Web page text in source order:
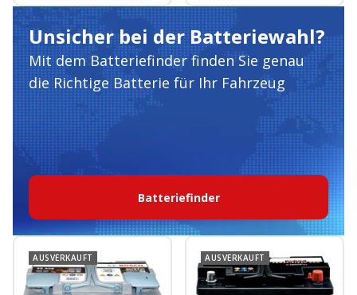
Unsicher bei der Batteriewahl?
Mit dem Batteriefinder finden Sie genau
die Richtige Batterie für Ihr Fahrzeug
Batteriefinder
AUSVERKAUFT AUSVERKAUFT